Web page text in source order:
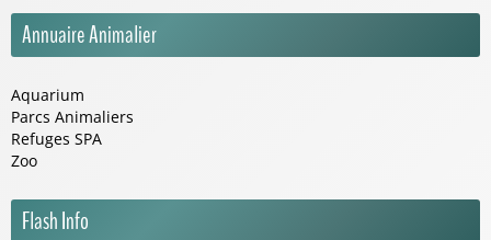
Annuaire Animalier
Aquarium
Parcs Animaliers
Refuges SPA
Zoo
Flash Info